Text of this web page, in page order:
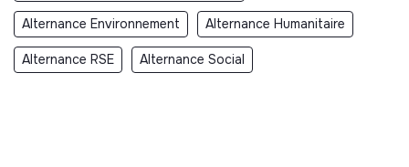
Alternance Environnement Alternance Humanitaire
Alternance RSE Alternance Social